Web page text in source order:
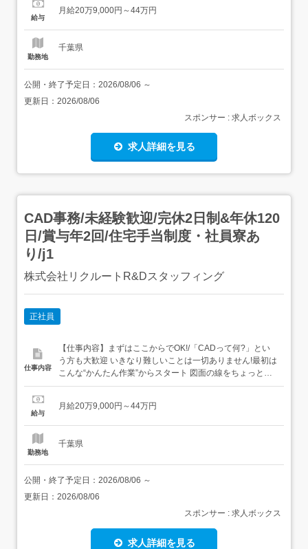
まずはメールの送り方やあいさつといった基本的なビジネ
給与
月給20万9,000円～44万円
勤務地
千葉県
公開・終了予定日： 2026/08/06 ～
更新日： 2026/08/06
スポンサー : 求人ボックス
求人詳細を見る
CAD事務/未経験歓迎/完休2日制&年休120
日/賞与年2回/住宅手当制度・社員寮あ
り/j1
株式会社リクルートR&Dスタッフィング
正社員
仕事内容
【仕事内容】まずはここからでOK!/「CADって何?」とい
う方も大歓迎 いきなり難しいことは一切ありません!最初は
こんな“かんたん作業”からスタート 図面の線をちょっと動
かすだけ 決まったフォーマットに数字を入力→いわば“パ
まずはメールの送り方やあいさつといった基本的なビジネ
給与
月給20万9,000円～44万円
勤務地
千葉県
公開・終了予定日： 2026/08/06 ～
更新日： 2026/08/06
スポンサー : 求人ボックス
求人詳細を見る